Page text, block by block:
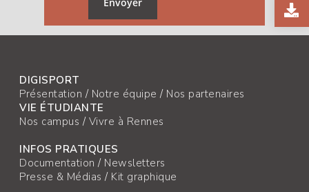
DIGISPORT
Présentation / Notre équipe / Nos partenaires
VIE ÉTUDIANTE
Nos campus / Vivre à Rennes
INFOS PRATIQUES
Documentation / Newsletters
Presse & Médias / Kit graphique